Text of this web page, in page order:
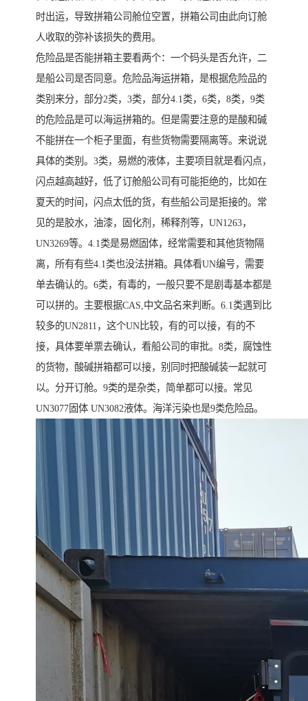
时出运，导致拼箱公司舱位空置，拼箱公司由此向订舱
人收取的弥补该损失的费用。
危险品是否能拼箱主要看两个：一个码头是否允许，二
是船公司是否同意。危险品海运拼箱，是根据危险品的
类别来分，部分2类，3类，部分4.1类，6类，8类，9类
的危险品是可以海运拼箱的。但是需要注意的是酸和碱
不能拼在一个柜子里面，有些货物需要隔离等。来说说
具体的类别。3类，易燃的液体，主要项目就是看闪点，
闪点越高越好，低了订舱船公司有可能拒绝的，比如在
夏天的时间，闪点太低的货，有些船公司是拒接的。常
见的是胶水，油漆，固化剂，稀释剂等，UN1263，
UN3269等。4.1类是易燃固体，经常需要和其他货物隔
离，所有有些4.1类也没法拼箱。具体看UN编号，需要
单去确认的。6类，有毒的，一般只要不是剧毒基本都是
可以拼的。主要根据CAS,中文品名来判断。6.1类遇到比
较多的UN2811，这个UN比较，有的可以接，有的不
接，具体要单票去确认，看船公司的审批。8类，腐蚀性
的货物，酸碱拼箱都可以接，别同时把酸碱装一起就可
以。分开订舱。9类的是杂类，简单都可以接。常见
UN3077固体 UN3082液体。海洋污染也是9类危险品。